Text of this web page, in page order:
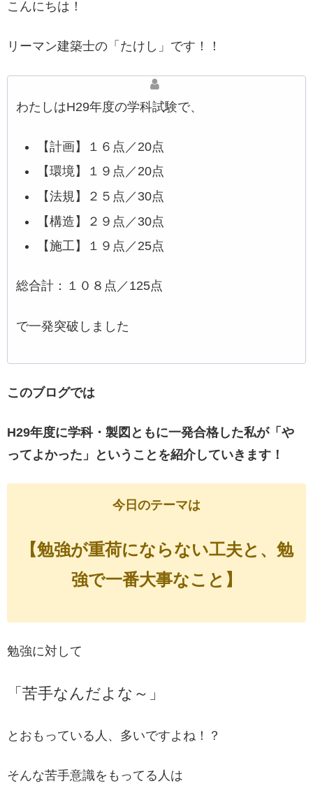
こんにちは！
リーマン建築士の「たけし」です！！
わたしはH29年度の学科試験で、
【計画】１６点／20点
【環境】１９点／20点
【法規】２５点／30点
【構造】２９点／30点
【施工】１９点／25点
総合計：１０８点／125点
で一発突破しました
このブログでは
H29年度に学科・製図ともに一発合格した私が「や
ってよかった」ということを紹介していきます！
今日のテーマは
【勉強が重荷にならない工夫と、勉
強で一番大事なこと】
勉強に対して
「苦手なんだよな～」
とおもっている人、多いですよね！？
そんな苦手意識をもってる人は